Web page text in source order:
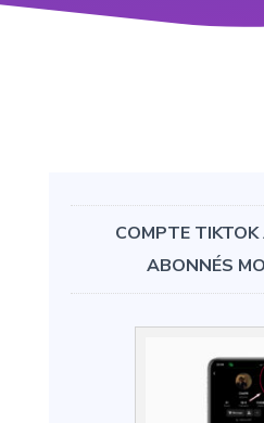
COMPTE
ABONNÉS